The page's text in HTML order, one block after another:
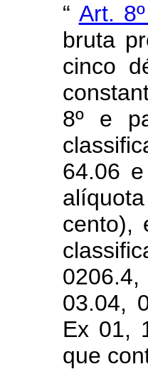
“ Art.
bruta
cinco
8º e
64.06
cento),
03.04,
Ex 01,
que